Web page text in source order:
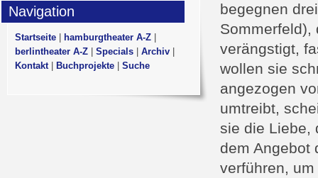
begegnen
Sommerfeld),
verängstigt,
wollen sie
angezogen
umtreibt,
sie die Liebe,
dem Angebot
verführen,
Navigation
Startseite hamburgtheater A-Z
berlintheater A-Z
Specials Archiv
Kontakt| Buchprojekte Suche